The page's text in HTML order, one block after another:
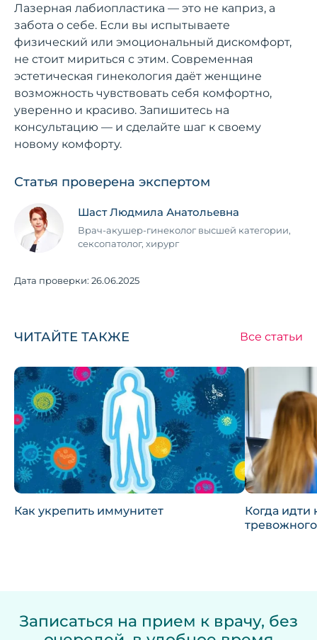
Лазерная лабиопластика — это не каприз, а
забота о себе. Если вы испытываете
физический или эмоциональный дискомфорт,
не стоит мириться с этим. Современная
эстетическая гинекология даёт женщине
возможность чувствовать себя комфортно,
уверенно и красиво. Запишитесь на
консультацию — и сделайте шаг к своему
новому комфорту.
Статья проверена экспертом
Шаст Людмила Анатольевна
Врач-акушер-гинеколог высшей категории,
сексопатолог, хирург
Дата проверки: 26.06.2025
ЧИТАЙТЕ ТАКЖЕ Все статьи
Как укрепить иммунитет
Когда идти
Записаться на прием к врачу, без